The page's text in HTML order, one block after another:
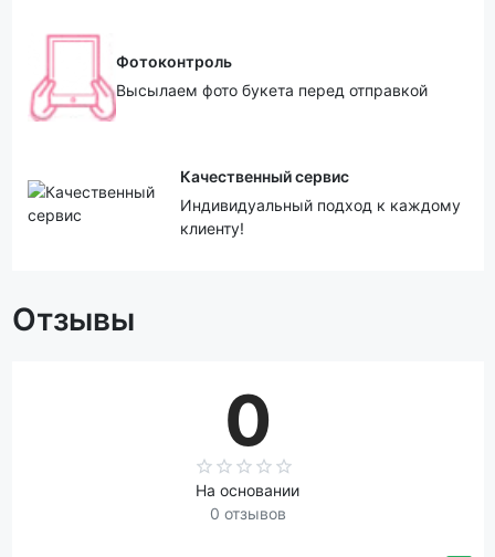
Фотоконтроль
Высылаем фото букета перед отправкой
Качественный сервис
Индивидуальный подход к каждому
клиенту!
Отзывы
0
На основании
0 отзывов